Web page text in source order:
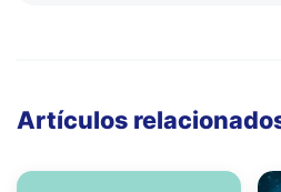
Artículos